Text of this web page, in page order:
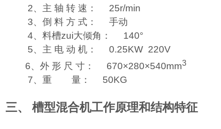
2、主 轴 转 速： 25r/min
3、倒 料 方 式： 手动
4、料槽zui大倾角： 140°
5、主 电 动 机： 0.25KW 220V
6、外 形 尺 寸： 670×280×540mm3
7、重 量： 50KG
三、 槽型混合机工作原理和结构特征